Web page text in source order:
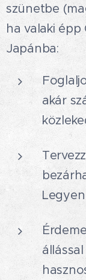
szünetbe
ha valaki
Japánba:
akár